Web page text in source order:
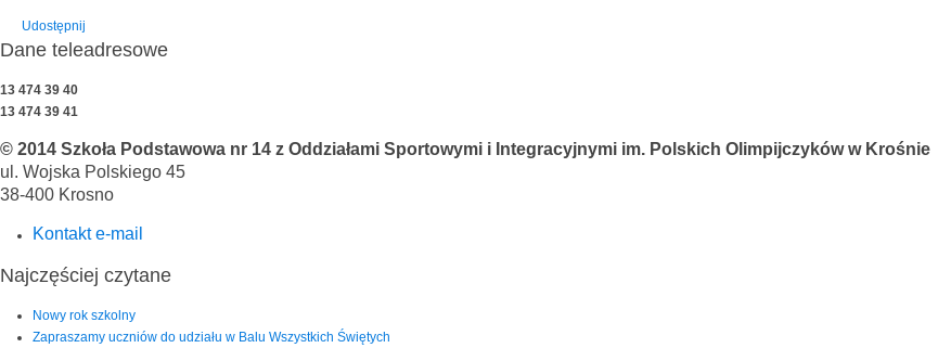
Udostępnij
Dane teleadresowe
13 474 39 40
13 474 39 41
© 2014 Szkoła Podstawowa nr 14 z Oddziałami Sportowymi i Integracyjnymi im. Polskich Olimpijczyków w Krośnie
ul. Wojska Polskiego 45
38-400 Krosno
Kontakt e-mail
Najczęściej czytane
Nowy rok szkolny
Zapraszamy uczniów do udziału w Balu Wszystkich Świętych